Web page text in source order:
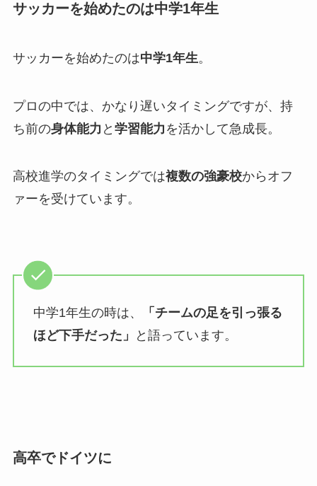
サッカーを始めたのは中学1年生
サッカーを始めたのは中学1年生。
プロの中では、かなり遅いタイミングですが、持
ち前の身体能力 と 学習能力 を活かして急成長。
高校進学のタイミングでは複数の強豪校からオフ
ァーを受けています。
中学1年生の時は、
「チームの足を引っ張る
ほど下手だった」
と語っています。
高卒でドイツに